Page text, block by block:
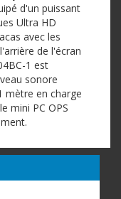
d'un puissant
Ultra HD
avec les
de l'écran
1 est
sonore
mètre en charge
mini PC OPS